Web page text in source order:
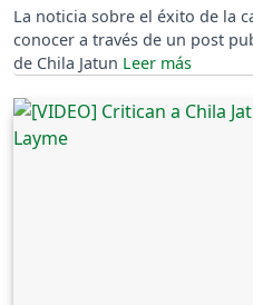
La noticia sobre el éxito de la
conocer a través de un post
de Chila Jatun